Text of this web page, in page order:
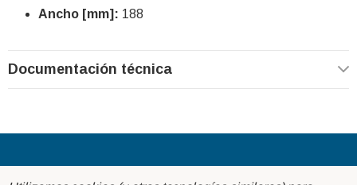
Ancho [mm]: 188
Documentación técnica
Acerca de